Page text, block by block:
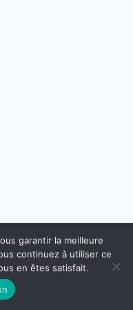
garantir la meilleure
continuez à utiliser ce
en êtes satisfait.